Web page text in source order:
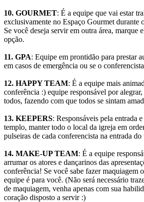
10. GOURMET: É a equipe que vai estar
exclusivamente no Espaço Gourmet durante
Se você deseja servir em outra área, marque
opção.
11. GPA: Equipe em prontidão para prestar
em casos de emergência ou se o
12. HAPPY TEAM: É a equipe mais
conferência :) equipe responsável por
todos, fazendo com que todos se sintam
13. KEEPERS: Responsáveis pela entrada
templo, manter todo o local da igreja em
pulseiras de cada conferencista na entrada do
14. MAKE-UP TEAM: É a equipe
arrumar os atores e dançarinos das
conferência! Se você sabe fazer maquiagem
equipe é para você. (Não será necessário
de maquiagem, venha apenas com sua
coração disposto a servir :)